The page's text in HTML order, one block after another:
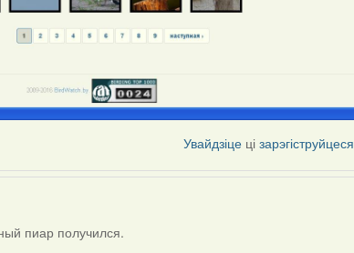
Увайдзіце цізарэгіструйцеся
пиар получился.